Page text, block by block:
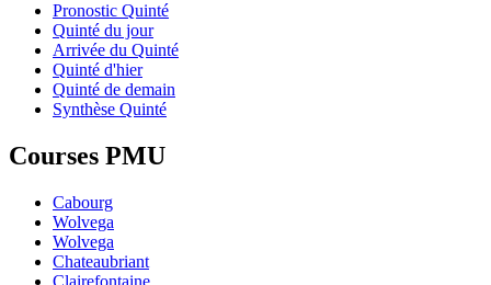
Pronostic Quinté
Quinté du jour
Arrivée du Quinté
Quinté d'hier
Quinté de demain
Synthèse Quinté
Courses PMU
Cabourg
Wolvega
Wolvega
Chateaubriant